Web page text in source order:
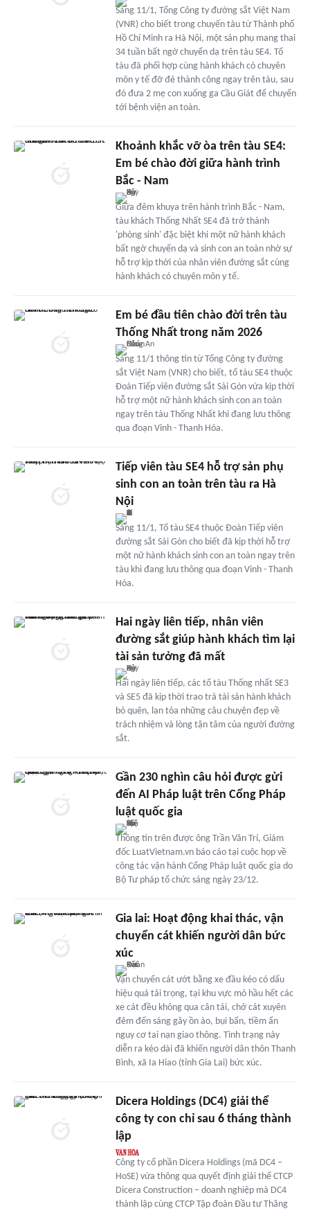
Sáng 11/1, Tổng Công ty đường sắt Việt Nam
(VNR) cho biết trong chuyến tàu từ Thành phố
Hồ Chí Minh ra Hà Nội, một sản phụ mang thai
34 tuần bất ngờ chuyển dạ trên tàu SE4. Tổ
tàu đã phối hợp cùng hành khách có chuyên
môn y tế đỡ đẻ thành công ngay trên tàu, sau
đó đưa 2 mẹ con xuống ga Cầu Giát để chuyển
tới bệnh viện an toàn.
Khoảnh khắc vỡ òa trên tàu SE4:
Em bé chào đời giữa hành trình
Bắc - Nam
Giữa đêm khuya trên hành trình Bắc - Nam,
tàu khách Thống Nhất SE4 đã trở thành
'phòng sinh' đặc biệt khi một nữ hành khách
bất ngờ chuyển dạ và sinh con an toàn nhờ sự
hỗ trợ kịp thời của nhân viên đường sắt cùng
hành khách có chuyên môn y tế.
Em bé đầu tiên chào đời trên tàu
Thống Nhất trong năm 2026
Sáng 11/1 thông tin từ Tổng Công ty đường
sắt Việt Nam (VNR) cho biết, tổ tàu SE4 thuộc
Đoàn Tiếp viên đường sắt Sài Gòn vừa kịp thời
hỗ trợ một nữ hành khách sinh con an toàn
ngay trên tàu Thống Nhất khi đang lưu thông
qua đoạn Vinh - Thanh Hóa.
Tiếp viên tàu SE4 hỗ trợ sản phụ
sinh con an toàn trên tàu ra Hà
Nội
Sáng 11/1, Tổ tàu SE4 thuộc Đoàn Tiếp viên
đường sắt Sài Gòn cho biết đã kịp thời hỗ trợ
một nữ hành khách sinh con an toàn ngay trên
tàu khi đang lưu thông qua đoạn Vinh - Thanh
Hóa.
Hai ngày liên tiếp, nhân viên
đường sắt giúp hành khách tìm lại
tài sản tưởng đã mất
Hai ngày liên tiếp, các tổ tàu Thống nhất SE3
và SE5 đã kịp thời trao trả tài sản hành khách
bỏ quên, lan tỏa những câu chuyện đẹp về
trách nhiệm và lòng tận tâm của người đường
sắt.
Gần 230 nghìn câu hỏi được gửi
đến AI Pháp luật trên Cổng Pháp
luật quốc gia
Thông tin trên được ông Trần Văn Trí, Giám
đốc LuatVietnam.vn báo cáo tại cuộc họp về
công tác vận hành Cổng Pháp luật quốc gia do
Bộ Tư pháp tổ chức sáng ngày 23/12.
Gia lai: Hoạt động khai thác, vận
chuyển cát khiến người dân bức
xúc
Vận chuyển cát ướt bằng xe đầu kéo có dấu
hiệu quá tải trọng, tại khu vực mỏ hầu hết các
xe cát đều không qua cân tải, chở cát xuyên
đêm đến sáng gây ồn ào, bụi bẩn, tiềm ẩn
nguy cơ tai nạn giao thông. Tình trạng này
diễn ra kéo dài đã khiến người dân thôn Thanh
Bình, xã Ia Hiao (tỉnh Gia Lai) bức xúc.
Dicera Holdings (DC4) giải thể
công ty con chỉ sau 6 tháng thành
lập
Công ty cổ phần Dicera Holdings (mã DC4 –
HoSE) vừa thông qua quyết định giải thể CTCP
Dicera Construction – doanh nghiệp mà DC4
thành lập cùng CTCP Tập đoàn Đầu tư Thăng